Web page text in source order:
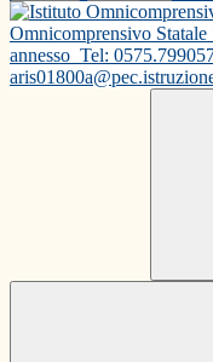
Omnicomprensivo
annesso Tel: